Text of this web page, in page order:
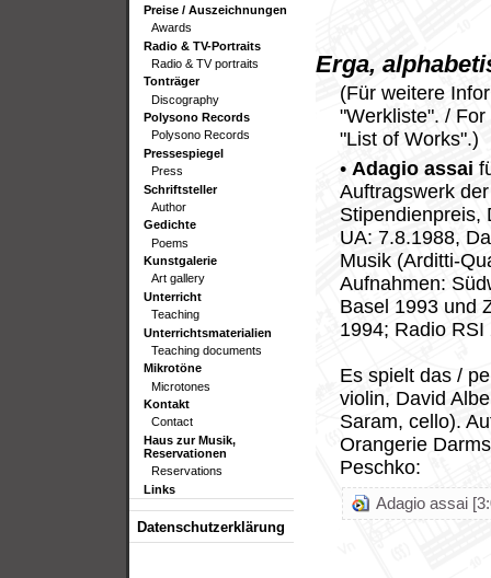
Preise / Auszeichnungen
Awards
Radio & TV-Portraits
Radio & TV portraits
Tonträger
Discography
Polysono Records
Polysono Records
Pressespiegel
Press
Schriftsteller
Author
Gedichte
Poems
Kunstgalerie
Art gallery
Unterricht
Teaching
Unterrichtsmaterialien
Teaching documents
Mikrotöne
Microtones
Kontakt
Contact
Haus zur Musik,
Reservationen
Reservations
Links
Datenschutzerklärung
Erga,
(Für weitere
"Werkliste". /
"List of Works".)
•Adagio assai
Auftragswerk
Stipendienpreis,
UA: 7.8.1988,
Musik (Arditti-
Aufnahmen:
Basel 1993 und
1994; Radio
Es spielt das /
violin, David
Saram, cello).
Orangerie
Peschko:
Adagio assai